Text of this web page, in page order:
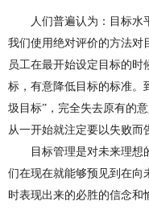
人们普遍认为：目标水
我们使用绝对评价的方法对
员工在最开始设定目标的时
标，有意降低目标的标准。
圾目标”，完全失去原有的
从一开始就注定要以失败而
目标管理是对未来理
们在现在就能够预见到在向
时表现出来的必胜的信念和